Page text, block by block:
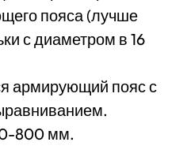
пояса (лучше
с диаметром в 16
армирующий пояс с
800 мм.